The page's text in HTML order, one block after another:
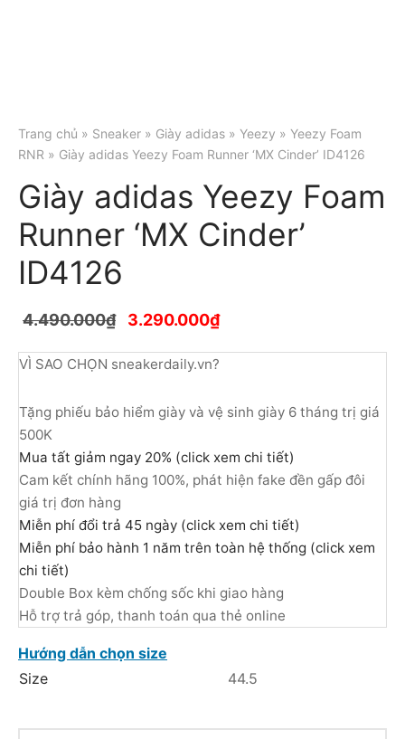
Trang chủ » Sneaker » Giày adidas » Yeezy » Yeezy Foam
RNR » Giày adidas Yeezy Foam Runner ‘MX Cinder’ ID4126
Giày adidas Yeezy Foam
Runner ‘MX Cinder’
ID4126
4.490.000₫ 3.290.000₫
VÌ SAO CHỌN sneakerdaily.vn?
Tặng phiếu bảo hiểm giày và vệ sinh giày 6 tháng trị giá
500K
Mua tất giảm ngay 20% (click xem chi tiết)
Cam kết chính hãng 100%, phát hiện fake đền gấp đôi
giá trị đơn hàng
Miễn phí đổi trả 45 ngày (click xem chi tiết)
Miễn phí bảo hành 1 năm trên toàn hệ thống (click xem
chi tiết)
Double Box kèm chống sốc khi giao hàng
Hỗ trợ trả góp, thanh toán qua thẻ online
Hướng dẫn chọn size
Size
44.5